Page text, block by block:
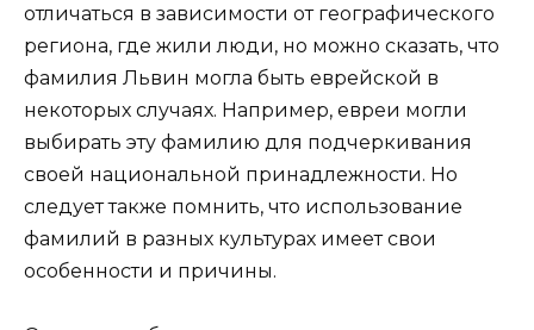
отличаться в зависимости от географического
региона, где жили люди, но можно сказать, что
фамилия Львин могла быть еврейской в
некоторых случаях. Например, евреи могли
выбирать эту фамилию для подчеркивания
своей национальной принадлежности. Но
следует также помнить, что использование
фамилий в разных культурах имеет свои
особенности и причины.